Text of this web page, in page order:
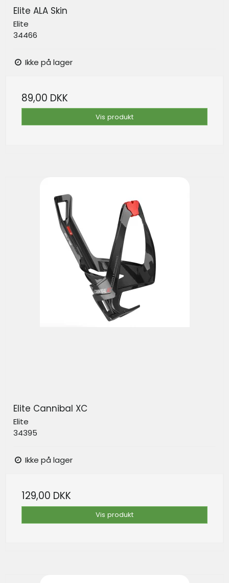
Elite ALA Skin
Elite
34466
Ikke på lager
89,00 DKK
Vis produkt
Elite Cannibal XC
Elite
34395
Ikke på lager
129,00 DKK
Vis produkt